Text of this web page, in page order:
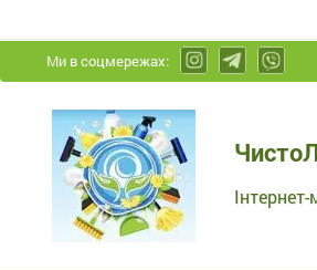
Ми в соцмережах:
ЧистоЛенд
-
Інтернет-
магазин